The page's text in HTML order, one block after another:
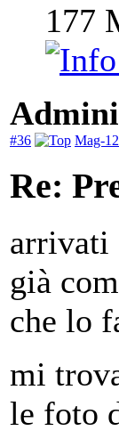
177
#36 Mag-
Re:
arrivati
già
che lo
mi
le foto